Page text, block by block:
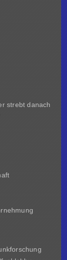
strebt danach